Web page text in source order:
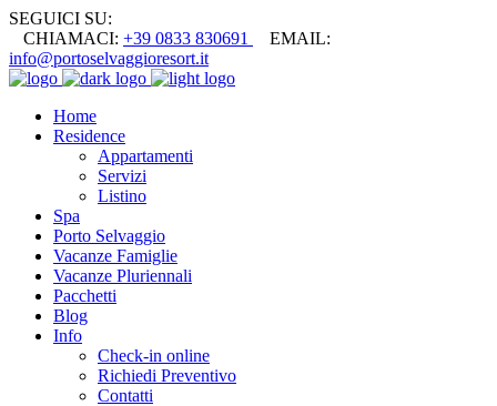
SEGUICI SU:
CHIAMACI: +39 0833 830691
EMAIL:
info@portoselvaggioresort.it
Home
Residence
Appartamenti
Servizi
Listino
Spa
Porto Selvaggio
Vacanze Famiglie
Vacanze Pluriennali
Pacchetti
Blog
Info
Check-in online
Richiedi Preventivo
Contatti